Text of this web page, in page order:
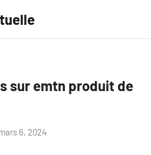
sur emtn produit de
6, 2024